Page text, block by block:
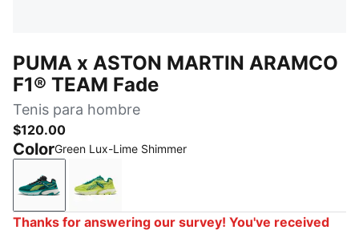
PUMA x ASTON MARTIN ARAMCO
F1® TEAM Fade
Tenis para hombre
$120.00
ColorGreen Lux-Lime Shimmer
Green Lux-Lime Shimmer
Lime Shimmer-Green Lux
Thanks for answering our survey! You've received